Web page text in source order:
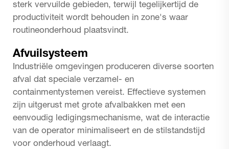
sterk vervuilde gebieden, terwijl tegelijkertijd de
productiviteit wordt behouden in zone's waar
routineonderhoud plaatsvindt.
Afvuilsysteem
Industriële omgevingen produceren diverse soorten
afval dat speciale verzamel- en
containmentystemen vereist. Effectieve systemen
zijn uitgerust met grote afvalbakken met een
eenvoudig ledigingsmechanisme, wat de interactie
van de operator minimaliseert en de stilstandstijd
voor onderhoud verlaagt.